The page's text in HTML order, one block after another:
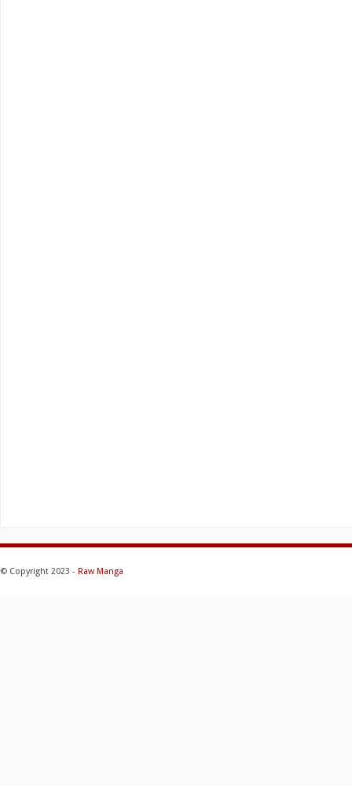
© Copyright 2023 - Raw Manga